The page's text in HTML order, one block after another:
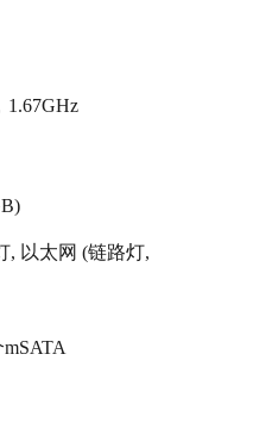
1.67GHz
, 以太网 (链路灯,